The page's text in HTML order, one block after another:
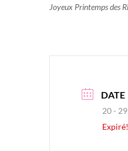
Joyeux Printemps des
DATE
20 -
Expiré!